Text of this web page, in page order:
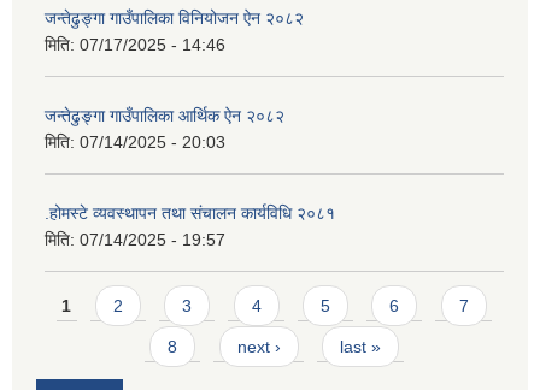
जन्तेढुङ्गा गाउँपालिका विनियोजन ऐन २०८२
मिति: 07/17/2025 - 14:46
जन्तेढुङ्गा गाउँपालिका आर्थिक ऐन २०८२
मिति: 07/14/2025 - 20:03
.होमस्टे व्यवस्थापन तथा संचालन कार्यविधि २०८१
मिति: 07/14/2025 - 19:57
Pages
1 2 3 4 5 6 7
8 next › last »